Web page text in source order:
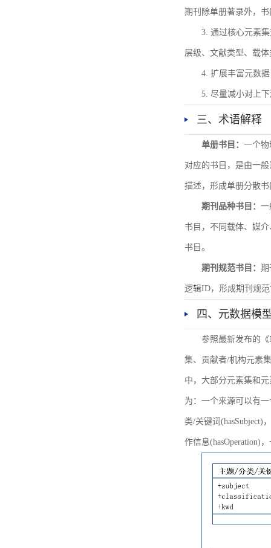
期刊除单册著录外，
3. 通过核心元素
层级、文献类型、载
4. 扩展丰富元数
5. 尽量减小对上
三、术语解释
单册书目： 一个
对应的书目，是由一
描述，形成单册分散
期刊品种书目： 一
书目，不同载体、媒
书目。
期刊规范书目： 期
逻辑ID，形成期刊规
四、元数据模
参照最新发布的
集、贡献者/机构元素
中，大部分元素集和
为：一个来源可以有
类/关键词(hasSubject)
作信息(hasOperation)